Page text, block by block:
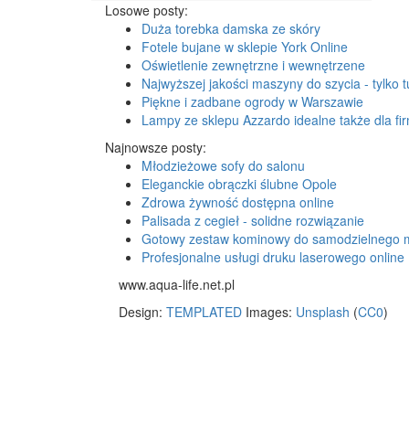
Losowe posty:
Duża torebka damska ze skóry
Fotele bujane w sklepie York Online
Oświetlenie zewnętrzne i wewnętrzene
Najwyższej jakości maszyny do szycia - tylko
Piękne i zadbane ogrody w Warszawie
Lampy ze sklepu Azzardo idealne także dla
Najnowsze posty:
Młodzieżowe sofy do salonu
Eleganckie obrączki ślubne Opole
Zdrowa żywność dostępna online
Palisada z cegieł - solidne rozwiązanie
Gotowy zestaw kominowy do samodzielnego
Profesjonalne usługi druku laserowego online
www.aqua-life.net.pl
Design: TEMPLATED Images: Unsplash (CC0)